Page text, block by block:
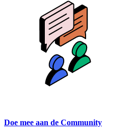
Doe mee aan de Community